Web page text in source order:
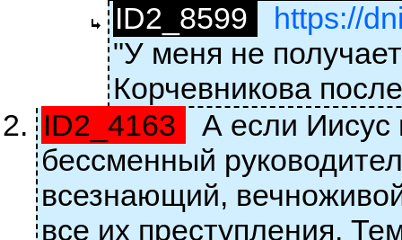
ID2_8599
https://
"У меня не
Корчевникова
ID2_4163
А если Иисус
бессменный
всезнающий,
все их преступления.